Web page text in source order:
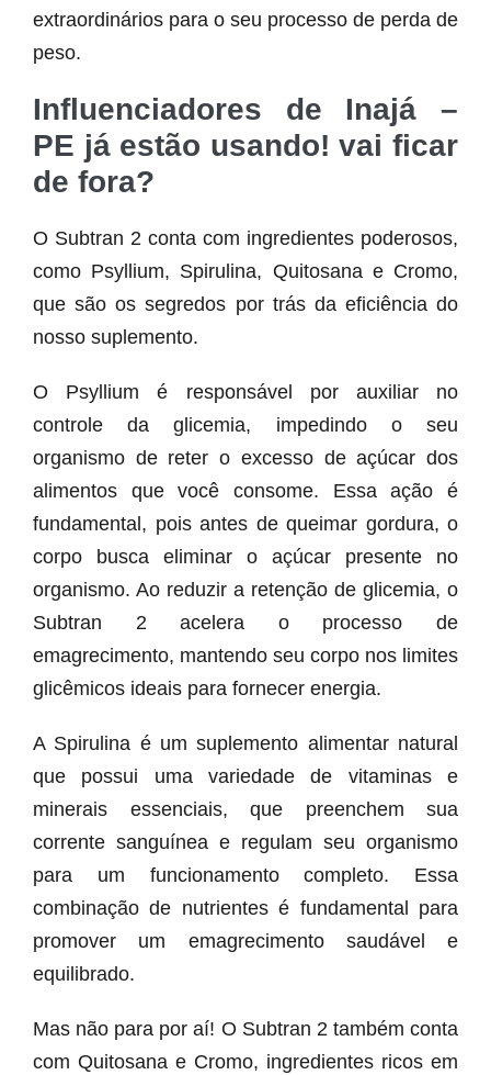
extraordinários para o seu processo de perda de
peso.
Influenciadores de Inajá –
PE já estão usando! vai ficar
de fora?
O Subtran 2 conta com ingredientes poderosos,
como Psyllium, Spirulina, Quitosana e Cromo,
que são os segredos por trás da eficiência do
nosso suplemento.
O Psyllium é responsável por auxiliar no
controle da glicemia, impedindo o seu
organismo de reter o excesso de açúcar dos
alimentos que você consome. Essa ação é
fundamental, pois antes de queimar gordura, o
corpo busca eliminar o açúcar presente no
organismo. Ao reduzir a retenção de glicemia, o
Subtran 2 acelera o processo de
emagrecimento, mantendo seu corpo nos limites
glicêmicos ideais para fornecer energia.
A Spirulina é um suplemento alimentar natural
que possui uma variedade de vitaminas e
minerais essenciais, que preenchem sua
corrente sanguínea e regulam seu organismo
para um funcionamento completo. Essa
combinação de nutrientes é fundamental para
promover um emagrecimento saudável e
equilibrado.
Mas não para por aí! O Subtran 2 também conta
com Quitosana e Cromo, ingredientes ricos em